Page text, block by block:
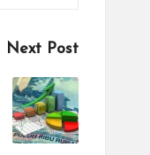
Next Post